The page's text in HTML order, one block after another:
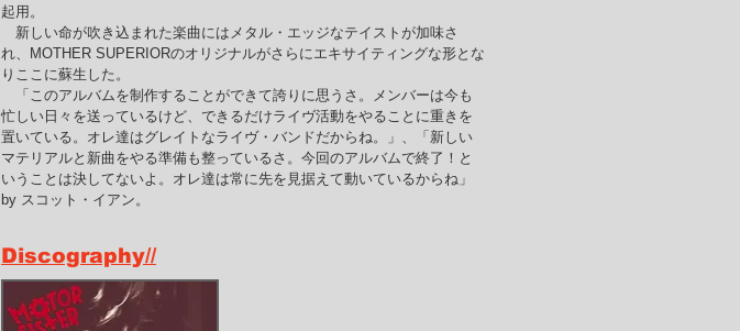
起用。
新しい命が吹き込まれた楽曲にはメタル・エッジなテイストが加味さ
れ、MOTHER SUPERIORのオリジナルがさらにエキサイティングな形とな
りここに蘇生した。
「このアルバムを制作することができて誇りに思うさ。メンバーは今も
忙しい日々を送っているけど、できるだけライヴ活動をやることに重きを
置いている。オレ達はグレイトなライヴ・バンドだからね。」、「新しい
マテリアルと新曲をやる準備も整っているさ。今回のアルバムで終了！と
いうことは決してないよ。オレ達は常に先を見据えて動いているからね」
by スコット・イアン。
Discography//